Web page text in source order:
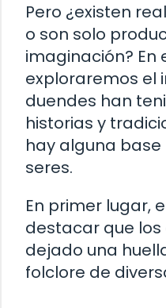
Pero ¿existen
o son solo
imaginación? En
exploraremos el
duendes han
historias y
hay alguna
seres.
En primer lugar,
destacar que
dejado una
folclore de